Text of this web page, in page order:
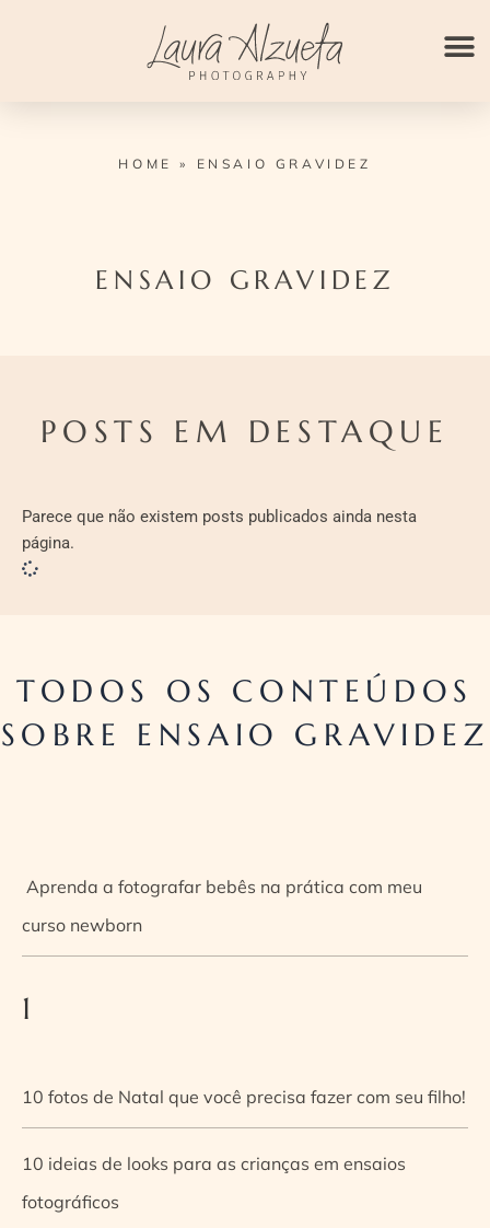
HOME » ENSAIO GRAVIDEZ
ENSAIO GRAVIDEZ
POSTS EM DESTAQUE
Parece que não existem posts publicados ainda nesta
página.
TODOS OS CONTEÚDOS
SOBRE ENSAIO GRAVIDEZ
Aprenda a fotografar bebês na prática com meu
curso newborn
1
10 fotos de Natal que você precisa fazer com seu filho!
10 ideias de looks para as crianças em ensaios
fotográficos